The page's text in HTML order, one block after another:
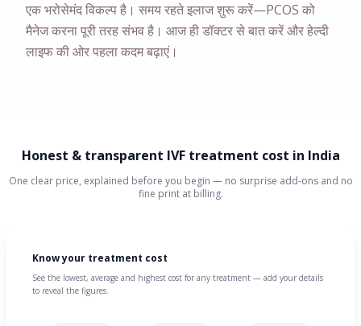
एक भरोसेमंद विकल्प है। समय रहते इलाज शुरू करें—PCOS को
मैनेज करना पूरी तरह संभव है। आज ही डॉक्टर से बात करें और हेल्दी
लाइफ की ओर पहला कदम बढ़ाएं।
Honest & transparent IVF treatment cost in India
One clear price, explained before you begin — no surprise add-ons and no
fine print at billing.
Know your treatment cost
See the lowest, average and highest cost for any treatment — add your details
to reveal the figures.